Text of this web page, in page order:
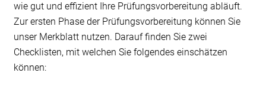
wie gut und effizient Ihre Prüfungsvorbereitung abläuft.
Zur ersten Phase der Prüfungsvorbereitung können Sie
unser Merkblatt nutzen. Darauf finden Sie zwei
Checklisten, mit welchen Sie folgendes einschätzen
können: